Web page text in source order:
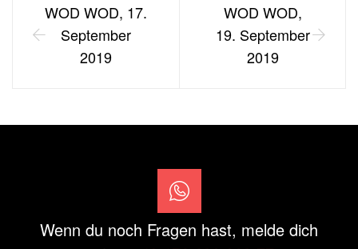
WOD WOD, 17.
September
2019
WOD WOD,
19. September
2019
Wenn du noch Fragen hast, melde dich